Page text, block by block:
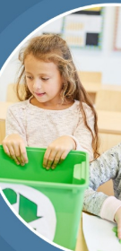
surowce
patriotyczno-
drzew na
je
¬patriotyzmem a